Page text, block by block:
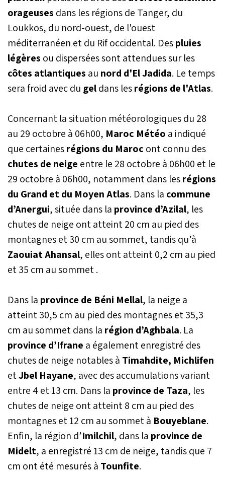
orageuses dans les régions de Tanger, du
Loukkos, du nord-ouest, de l'ouest
méditerranéen et du Rif occidental. Despluies
légères ou dispersées sont attendues sur les
côtes atlantiques au nord d'El Jadida. Le temps
sera froid avec du geldans lesrégions de l'Atlas.
Concernant la situation météorologiques du 28
au 29 octobre à 06h00, Maroc Météo a indiqué
que certainesrégions du Maroc ont connu des
chutes de neige entre le 28 octobre à 06h00 et le
29 octobre à 06h00, notamment dans lesrégions
du Grand et du Moyen Atlas. Dans la commune
d’Anergui, située dans la province d’Azilal, les
chutes de neige ont atteint 20 cm au pied des
montagnes et 30 cm au sommet, tandis qu’à
Zaouiat Ahansal, elles ont atteint 0,2 cm au pied
et 35 cm au sommet .
Dans la province de Béni Mellal, la neige a
atteint 30,5 cm au pied des montagnes et 35,3
cm au sommet dans la région d’Aghbala. La
province d’Ifrane a également enregistré des
chutes de neige notables à Timahdite, Michlifen
etJbel Hayane, avec des accumulations variant
entre 4 et 13 cm. Dans la province de Taza, les
chutes de neige ont atteint 8 cm au pied des
montagnes et 12 cm au sommet à Bouyeblane.
Enfin, la région d’Imilchil, dans la province de
Midelt, a enregistré 13 cm de neige, tandis que 7
cm ont été mesurés à Tounfite.